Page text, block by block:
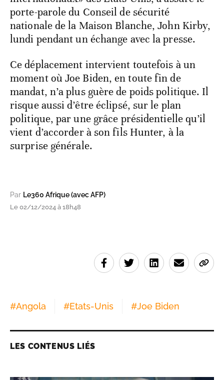
porte-parole du Conseil de sécurité
nationale de la Maison Blanche, John Kirby,
lundi pendant un échange avec la presse.
Ce déplacement intervient toutefois à un
moment où Joe Biden, en toute fin de
mandat, n’a plus guère de poids politique. Il
risque aussi d’être éclipsé, sur le plan
politique, par une grâce présidentielle qu’il
vient d’accorder à son fils Hunter, à la
surprise générale.
Par Le360 Afrique (avec AFP)
Le 02/12/2024 à 18h48
#Angola #Etats-Unis #Joe Biden
LES CONTENUS LIÉS